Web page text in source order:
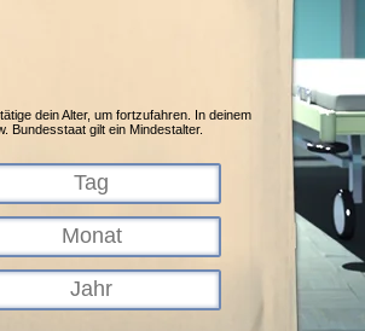
dein Alter, um fortzufahren. In deinem
Bundesstaat gilt ein Mindestalter.